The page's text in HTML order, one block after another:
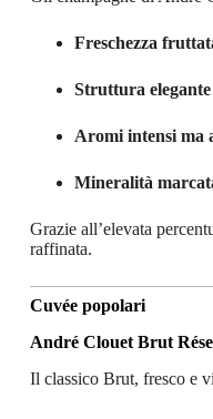
Freschezza
Struttura
Aromi intensi ma
Mineralità
Grazie all’elevata
raffinata.
Cuvée popolari
André Clouet Brut
Il classico Brut, fresco e